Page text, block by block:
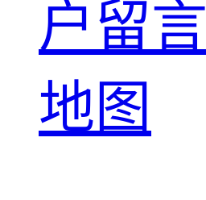
户留言
地图